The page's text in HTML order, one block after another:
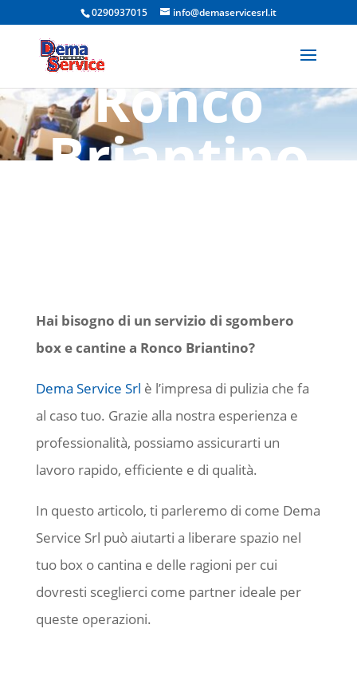
0290937015 info@demaservicesrl.it
Cantine
Ronco
Briantino
Hai bisogno di un servizio di sgombero
box e cantine a Ronco Briantino?
Dema Service Srl è l’impresa di pulizia che fa
al caso tuo. Grazie alla nostra esperienza e
professionalità, possiamo assicurarti un
lavoro rapido, efficiente e di qualità.
In questo articolo, ti parleremo di come Dema
Service Srl può aiutarti a liberare spazio nel
tuo box o cantina e delle ragioni per cui
dovresti sceglierci come partner ideale per
queste operazioni.